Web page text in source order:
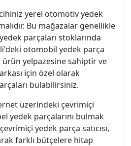
yerel otomotiv yedek
Bu mağazalar genellikle
parçaları stoklarında
otomobil yedek parça
ürün yelpazesine sahiptir ve
için özel olarak
bulabilirsiniz.
üzerindeki çevrimiçi
yedek parçalarını bulmak
yedek parça satıcısı,
farklı bütçelere hitap